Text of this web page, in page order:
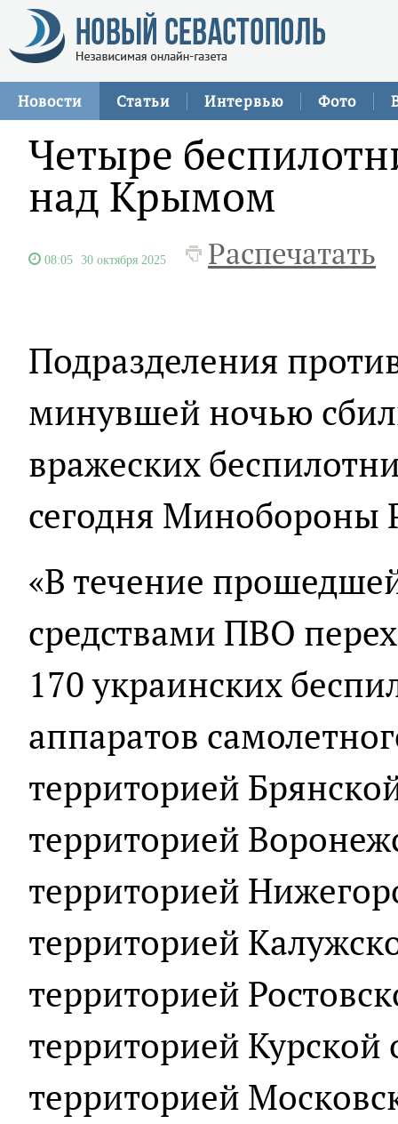
Новости Статьи Интервью Фото
Четыре
над Крымом
08:05 30 октября 2025 Распечатать
Подразделения
минувшей ночью
вражеских
сегодня Минобороны
«В течение
средствами ПВО
170 украинских
аппаратов
территорией
территорией
территорией
территорией
территорией
территорией Курской
территорией